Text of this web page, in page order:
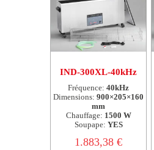
IND-300XL-40kHz
Fréquence: 40kHz
Dimensions: 900×205×160
mm
Chauffage: 1500 W
Soupape: YES
1.883,38€